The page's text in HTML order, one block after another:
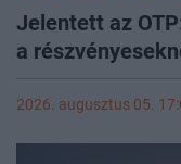
Jelentett az
a
2026. augusztus 05.